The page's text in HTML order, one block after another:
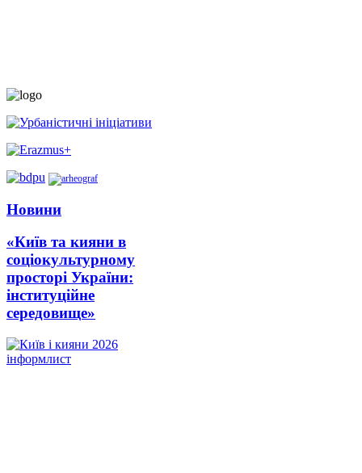
Новини
«Київ та кияни в
соціокультурному
просторі України:
інституційне
середовище»